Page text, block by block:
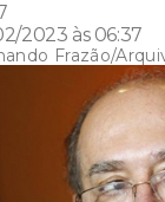
2023 às 06:37
Frazão/